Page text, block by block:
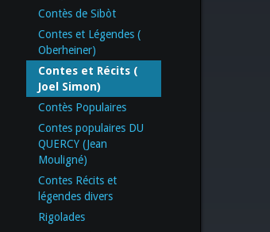
Contès de Sibòt
Contes et Légendes (
Oberheiner)
Contes et Récits (
Joel Simon)
Contès Populaires
Contes populaires DU
QUERCY (Jean
Mouligné)
Contes Récits et
légendes divers
Rigolades